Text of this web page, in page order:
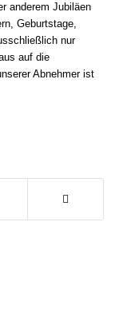
anderem Jubiläen
Geburtstage,
nur
auf die
Abnehmer ist